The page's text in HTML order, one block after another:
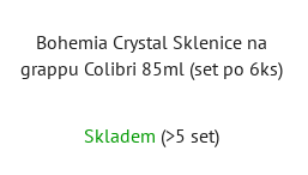
Bohemia Crystal Sklenice na
grappu Colibri 85ml (set po 6ks)
Skladem (>5 set)